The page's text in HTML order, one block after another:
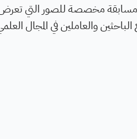
الفوتوغرافي لعام 2026، وهي مسابقة مخصصة للصور
والعاملين في المجال